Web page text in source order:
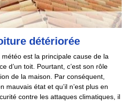
détériorée
est la principale cause de la
d’un toit. Pourtant, c’est son rôle
de la maison. Par conséquent,
mauvais état et qu’il n’est plus en
contre les attaques climatiques, il